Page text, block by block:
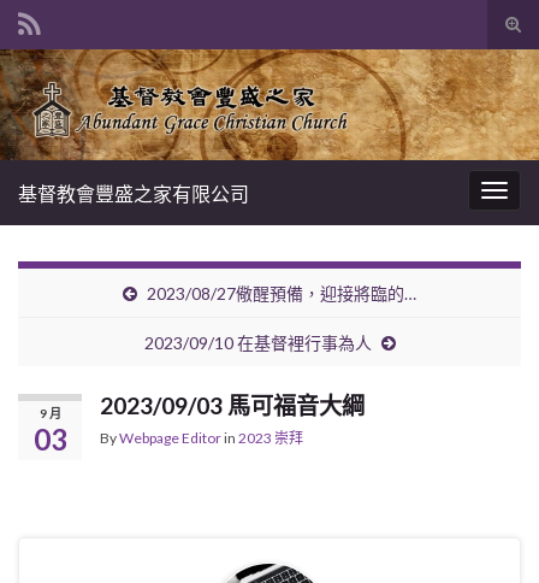
Search for:
基督教會豐盛之家有限公司
2023/08/27儆醒預備，迎接將臨的…
2023/09/10 在基督裡行事為人
9 月
03
2023/09/03 馬可福音大綱
ByWebpage Editorin 2023 崇拜